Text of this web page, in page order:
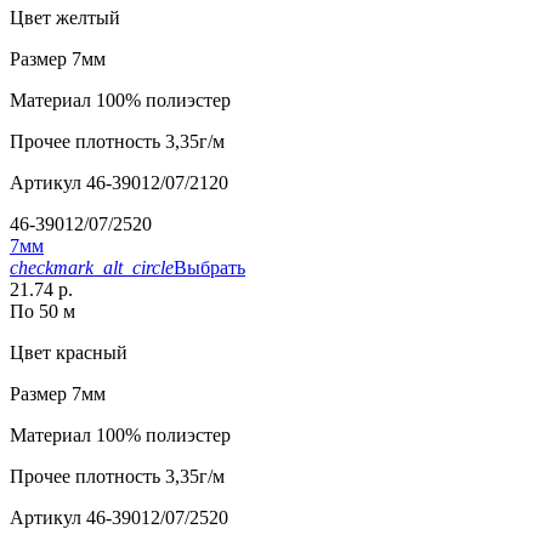
Цвет желтый
Размер 7мм
Материал 100% полиэстер
Прочее плотность 3,35г/м
Артикул 46-39012/07/2120
46-39012/07/2520
7мм
checkmark_alt_circleВыбрать
21.74 р.
По 50 м
Цвет красный
Размер 7мм
Материал 100% полиэстер
Прочее плотность 3,35г/м
Артикул 46-39012/07/2520